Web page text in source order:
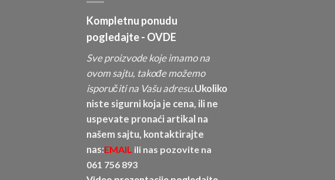
Kompletnu ponudu
pogledajte - OVDE
Sve proizvode koje imamo na
ovom sajtu, takođe možemo
isporučiti na Vašu adresu.Ukoliko
niste sigurni koja je cena, ili ne
uspevate pronaći artikal na
našem sajtu, kontaktirajte
nas:EMAIL ili nas pozovite na
061 756 893